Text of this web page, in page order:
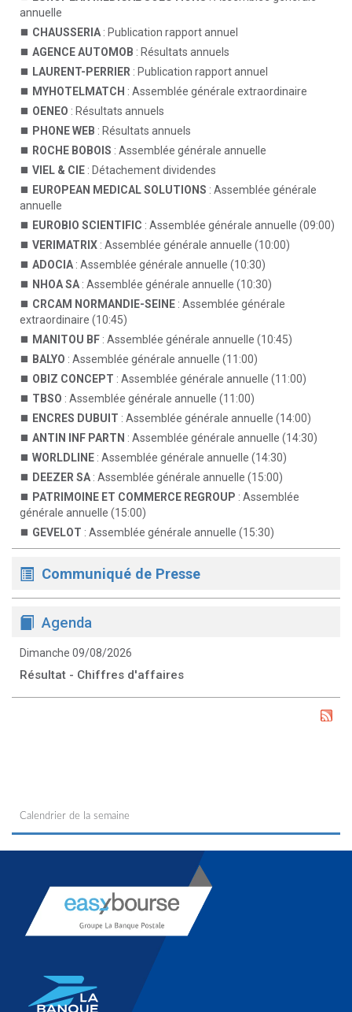
annuelle
CHAUSSERIA : Publication rapport annuel
AGENCE AUTOMOB : Résultats annuels
LAURENT-PERRIER : Publication rapport annuel
MYHOTELMATCH : Assemblée générale extraordinaire
OENEO : Résultats annuels
PHONE WEB : Résultats annuels
ROCHE BOBOIS : Assemblée générale annuelle
VIEL & CIE : Détachement dividendes
EUROPEAN MEDICAL SOLUTIONS : Assemblée générale
annuelle
EUROBIO SCIENTIFIC : Assemblée générale annuelle (09:00)
VERIMATRIX : Assemblée générale annuelle (10:00)
ADOCIA : Assemblée générale annuelle (10:30)
NHOA SA : Assemblée générale annuelle (10:30)
CRCAM NORMANDIE-SEINE : Assemblée générale
extraordinaire (10:45)
MANITOU BF : Assemblée générale annuelle (10:45)
BALYO : Assemblée générale annuelle (11:00)
OBIZ CONCEPT : Assemblée générale annuelle (11:00)
TBSO : Assemblée générale annuelle (11:00)
ENCRES DUBUIT : Assemblée générale annuelle (14:00)
ANTIN INF PARTN : Assemblée générale annuelle (14:30)
WORLDLINE : Assemblée générale annuelle (14:30)
DEEZER SA : Assemblée générale annuelle (15:00)
PATRIMOINE ET COMMERCE REGROUP : Assemblée
générale annuelle (15:00)
GEVELOT : Assemblée générale annuelle (15:30)
Communiqué de Presse
Agenda
Dimanche 09/08/2026
Résultat - Chiffres d'affaires
Calendrier de la semaine